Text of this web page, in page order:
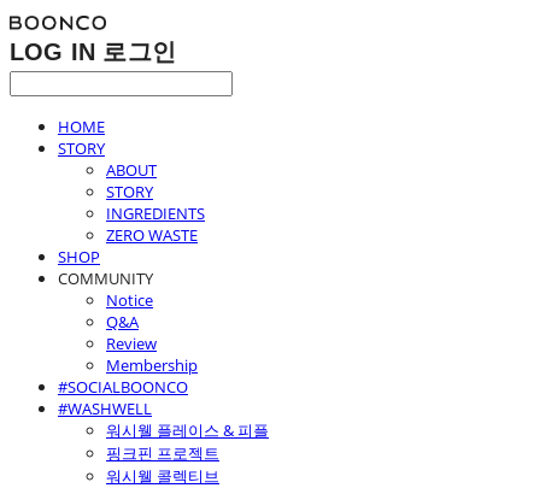
LOG IN 로그인
HOME
STORY
ABOUT
STORY
INGREDIENTS
ZERO WASTE
SHOP
COMMUNITY
Notice
Q&A
Review
Membership
#SOCIALBOONCO
#WASHWELL
워시웰 플레이스 & 피플
핑크핀 프로젝트
워시웰 콜렉티브